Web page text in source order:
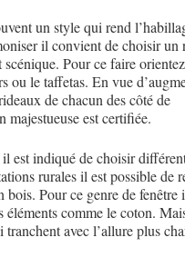
un style qui rend
il convient de choisir un
Pour ce faire
ou le taffetas. En vue
de chacun des côté de
majestueuse est certifiée.
est indiqué de choisir
rurales il est possible de
bois. Pour ce genre de fenêtre
éléments comme le coton.
avec l’allure plus